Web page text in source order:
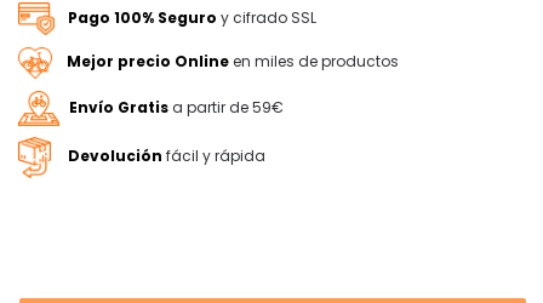
Pago 100% Seguro y cifrado SSL
Mejor precio Onlineen miles de productos
Envío Gratisa partir de 59€
Devolución fácil y rápida